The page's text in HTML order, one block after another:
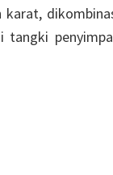
karat,
tangki